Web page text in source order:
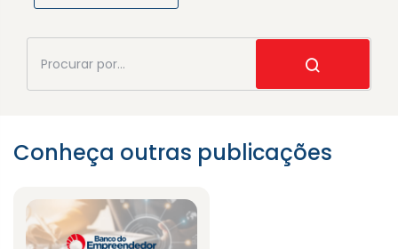
Conheça outras publicações